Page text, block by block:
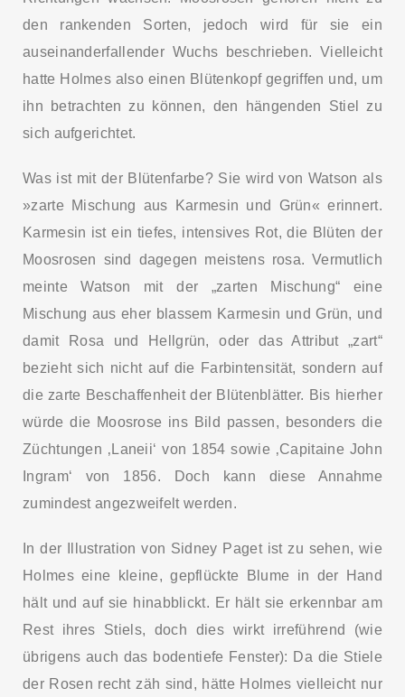
den rankenden Sorten, jedoch wird für sie ein
auseinanderfallender Wuchs beschrieben. Vielleicht
hatte Holmes also einen Blütenkopf gegriffen und, um
ihn betrachten zu können, den hängenden Stiel zu
sich aufgerichtet.
Was ist mit der Blütenfarbe? Sie wird von Watson als
»zarte Mischung aus Karmesin und Grün« erinnert.
Karmesin ist ein tiefes, intensives Rot, die Blüten der
Moosrosen sind dagegen meistens rosa. Vermutlich
meinte Watson mit der „zarten Mischung“ eine
Mischung aus eher blassem Karmesin und Grün, und
damit Rosa und Hellgrün, oder das Attribut „zart“
bezieht sich nicht auf die Farbintensität, sondern auf
die zarte Beschaffenheit der Blütenblätter. Bis hierher
würde die Moosrose ins Bild passen, besonders die
Züchtungen ‚Laneii‘ von 1854 sowie ‚Capitaine John
Ingram‘ von 1856. Doch kann diese Annahme
zumindest angezweifelt werden.
In der Illustration von Sidney Paget ist zu sehen, wie
Holmes eine kleine, gepflückte Blume in der Hand
hält und auf sie hinabblickt. Er hält sie erkennbar am
Rest ihres Stiels, doch dies wirkt irreführend (wie
übrigens auch das bodentiefe Fenster): Da die Stiele
der Rosen recht zäh sind, hätte Holmes vielleicht nur